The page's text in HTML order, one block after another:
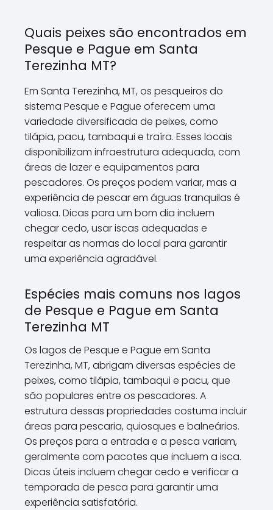
Quais peixes são encontrados em
Pesque e Pague em Santa
Terezinha MT?
Em Santa Terezinha, MT, os pesqueiros do
sistema Pesque e Pague oferecem uma
variedade diversificada de peixes, como
tilápia, pacu, tambaqui e traíra. Esses locais
disponibilizam infraestrutura adequada, com
áreas de lazer e equipamentos para
pescadores. Os preços podem variar, mas a
experiência de pescar em águas tranquilas é
valiosa. Dicas para um bom dia incluem
chegar cedo, usar iscas adequadas e
respeitar as normas do local para garantir
uma experiência agradável.
Espécies mais comuns nos lagos
de Pesque e Pague em Santa
Terezinha MT
Os lagos de Pesque e Pague em Santa
Terezinha, MT, abrigam diversas espécies de
peixes, como tilápia, tambaqui e pacu, que
são populares entre os pescadores. A
estrutura dessas propriedades costuma incluir
áreas para pescaria, quiosques e balneários.
Os preços para a entrada e a pesca variam,
geralmente com pacotes que incluem a isca.
Dicas úteis incluem chegar cedo e verificar a
temporada de pesca para garantir uma
experiência satisfatória.